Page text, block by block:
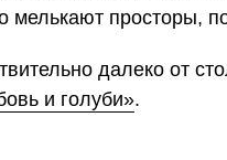
просторы,
далеко от
и голуби».